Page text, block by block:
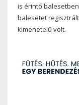
is érintő
balesetet
kimenetelű volt.